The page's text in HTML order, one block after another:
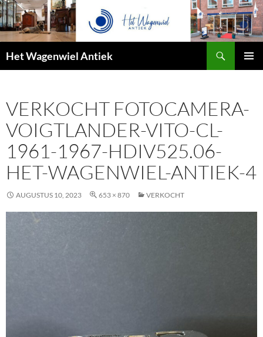
Het Wagenwiel Antiek
VERKOCHT FOTOCAMERA-
VOIGTLANDER-VITO-CL-
1961-1967-HDIV525.06-
HET-WAGENWIEL-ANTIEK-4
AUGUSTUS 10, 2023 653 × 870 VERKOCHT